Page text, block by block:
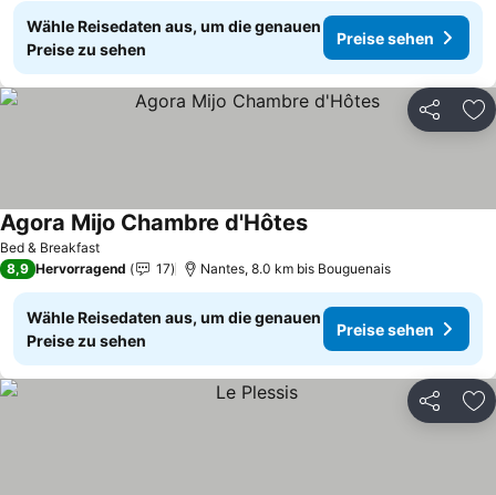
Wähle Reisedaten aus, um die genauen
Preise zu sehen
Preise sehen
Teilen
Bed & Breakfast
Agora Mijo Chambre d'Hôtes
8,9 Hervorragend 17 Nantes, 8.0 km bis Bouguenais
Wähle Reisedaten aus, um die genauen
Preise zu sehen
Preise sehen
Teilen